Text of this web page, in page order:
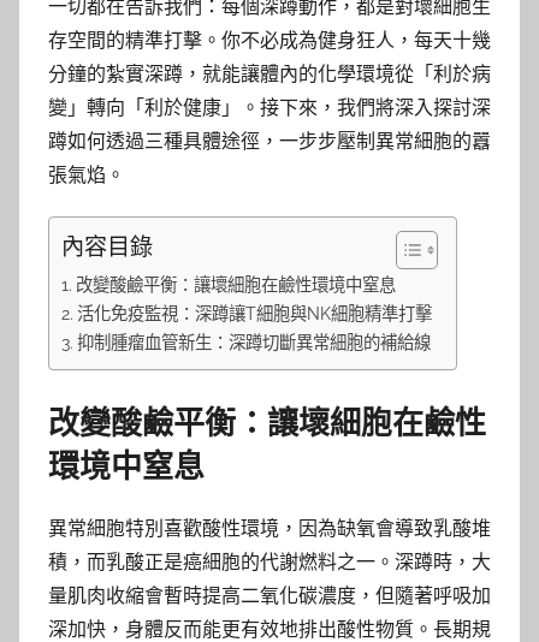
一切都在告訴我們：每個深蹲動作，都是對壞細胞生
存空間的精準打擊。你不必成為健身狂人，每天十幾
分鐘的紮實深蹲，就能讓體內的化學環境從「利於病
變」轉向「利於健康」。接下來，我們將深入探討深
蹲如何透過三種具體途徑，一步步壓制異常細胞的囂
張氣焰。
內容目錄
改變酸鹼平衡：讓壞細胞在鹼性環境中窒息
活化免疫監視：深蹲讓T細胞與NK細胞精準打擊
抑制腫瘤血管新生：深蹲切斷異常細胞的補給線
改變酸鹼平衡：讓壞細胞在鹼性
環境中窒息
異常細胞特別喜歡酸性環境，因為缺氧會導致乳酸堆
積，而乳酸正是癌細胞的代謝燃料之一。深蹲時，大
量肌肉收縮會暫時提高二氧化碳濃度，但隨著呼吸加
深加快，身體反而能更有效地排出酸性物質。長期規